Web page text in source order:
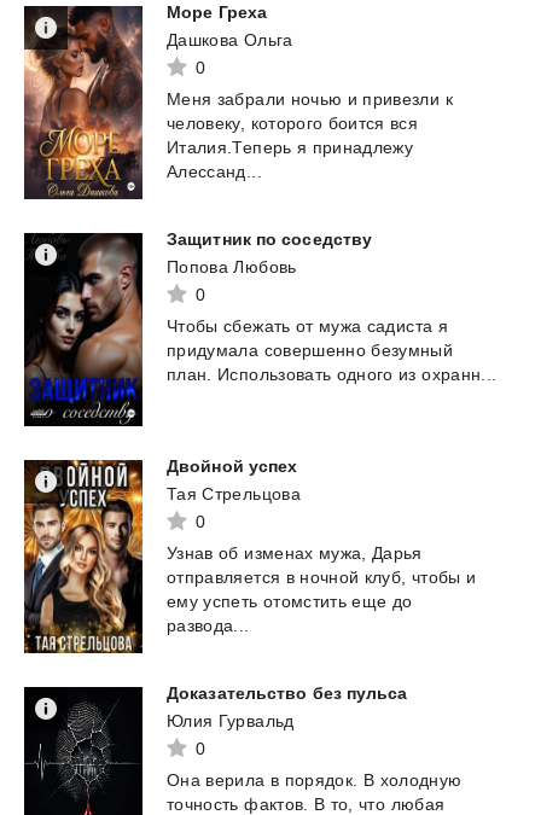
Море Греха
Дашкова Ольга
0
Меня забрали ночью и привезли к
человеку, которого боится вся
Италия.Теперь я принадлежу
Алессанд...
Защитник по соседству
Попова Любовь
0
Чтобы сбежать от мужа садиста я
придумала совершенно безумный
план.
Использовать одного из охранн...
Двойной успех
Тая Стрельцова
0
Узнав об изменах мужа, Дарья
отправляется в ночной клуб, чтобы и
ему успеть отомстить еще до
развода...
Доказательство без пульса
Юлия Гурвальд
0
Она верила в порядок. В холодную
точность фактов. В то, что любая